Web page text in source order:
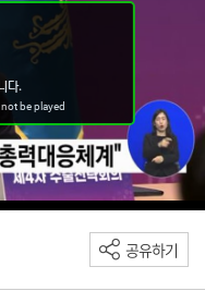
공유하기